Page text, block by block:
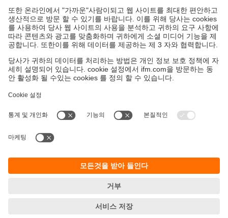
이용약관
Warranty 정책
지사 (EN)
Responsible Disclosure
Cookies
ifm electronic Ltd.
04420
201(한남동 현대리버티하우스)
T.+82 2-790-5610